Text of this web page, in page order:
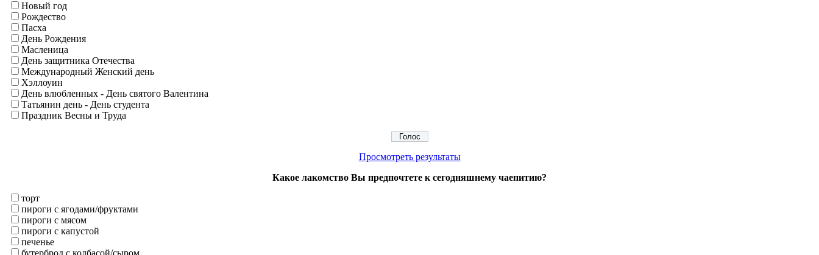
Новый год
Рождество
Пасха
День Рождения
Масленица
День защитника Отечества
Международный Женский день
Хэллоуин
День влюбленных - День святого Валентина
Татьянин день - День студента
Праздник Весны и Труда
Просмотреть результаты
Какое лакомство Вы предпочтете к сегодняшнему чаепитию?
торт
пироги с ягодами/фруктами
пироги с мясом
пироги с капустой
печенье